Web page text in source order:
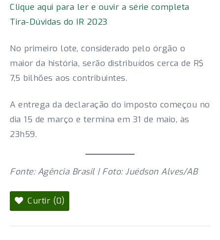
Clique aqui para ler e ouvir a série completa
Tira-Dúvidas do IR 2023
No primeiro lote, considerado pelo órgão o
maior da história, serão distribuídos cerca de R$
7,5 bilhões aos contribuintes.
A entrega da declaração do imposto começou no
dia 15 de março e termina em 31 de maio, às
23h59.
Fonte: Agência Brasil | Foto: Juédson Alves/AB
Curtir (0)